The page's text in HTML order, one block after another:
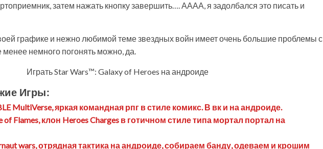
затем нажать кнопку завершить…. АААА, я задолбался это писать и
графике и нежно любимой теме звездных войн имеет очень большие проблемы с
менее немного погонять можно, да.
Играть Star Wars™: Galaxy of Heroes на андроиде
Игры:
MultiVerse, яркая командная рпг в стиле комикс. В вк и на андроиде.
Flames, клон Heroes Charges в готичном стиле типа мортал портал на
wars, отрядная тактика на андроиде, собираем банду, одеваем и крошим